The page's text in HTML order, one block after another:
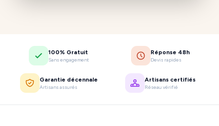
100% Gratuit
Sans engagement
Réponse 48h
Devis rapides
Garantie décennale
Artisans assurés
Artisans certifiés
Réseau vérifié